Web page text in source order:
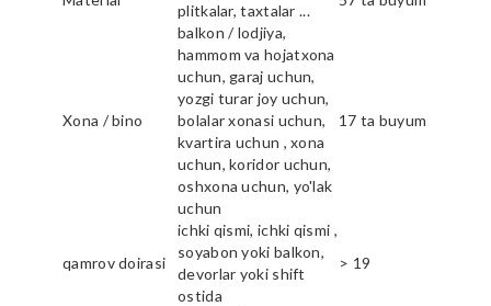
plitkalar, taxtalar ...
Xona / bino
balkon / lodjiya,
hammom va hojatxona
uchun, garaj uchun,
yozgi turar joy uchun,
bolalar xonasi uchun,
kvartira uchun , xona
uchun, koridor uchun,
oshxona uchun, yo'lak
uchun
17 ta buyum
qamrov doirasi
ichki qismi, ichki qismi ,
soyabon yoki balkon,
devorlar yoki shift
ostida
> 19